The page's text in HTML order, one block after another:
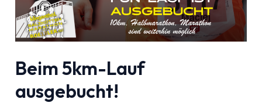
Beim 5km-Lauf
ausgebucht!